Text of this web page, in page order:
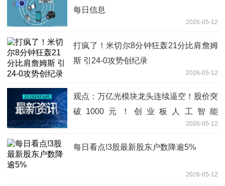
每日信息
2026-05-12
打疯了！米切尔8分钟狂轰21分比肩詹姆
斯 引24-0攻势创纪录
2026-05-12
观点：万亿光模块龙头连续逼空！股价突
破1000元！创业板人工智能
ETF（159363）逆市涨逾1%再创新高
2026-05-12
每日看点!3股最新股东户数降逾5%
2026-05-12